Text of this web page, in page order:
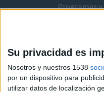
Su privacidad es
Nosotros y nuestros 1538
por un dispositivo para
utilizar datos de localización
Programas